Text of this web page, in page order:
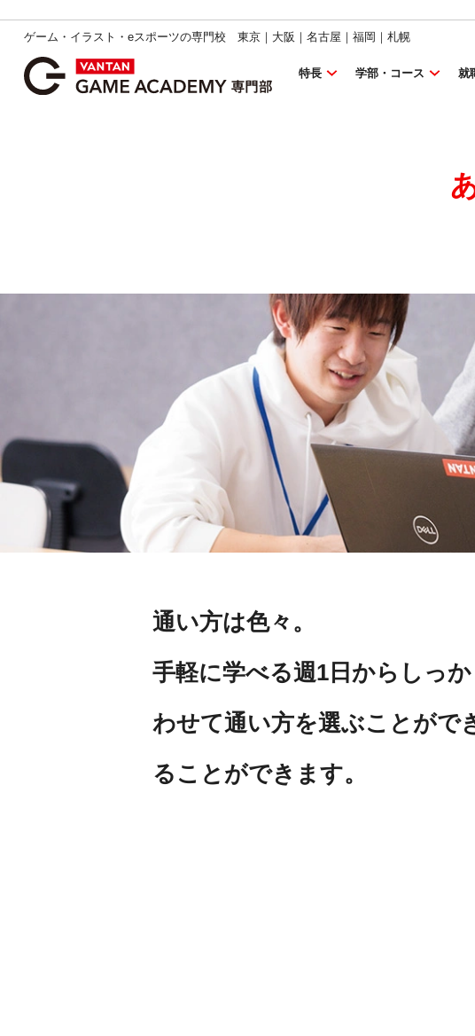
ゲーム・イラスト・eスポーツの専門校 東京｜大阪｜名古屋｜福岡｜札幌
特長 学部・コース 就
通い⽅は⾊々。
⼿軽に学べる週1⽇からしっ
わせて通い⽅を選ぶことがで
ることができます。